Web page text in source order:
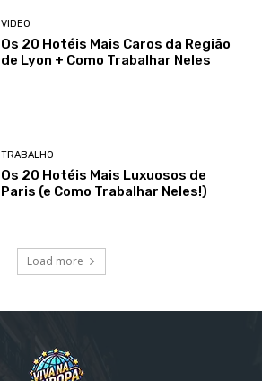
VIDEO
Os 20 Hotéis Mais Caros da Região
de Lyon + Como Trabalhar Neles
TRABALHO
Os 20 Hotéis Mais Luxuosos de
Paris (e Como Trabalhar Neles!)
Load more